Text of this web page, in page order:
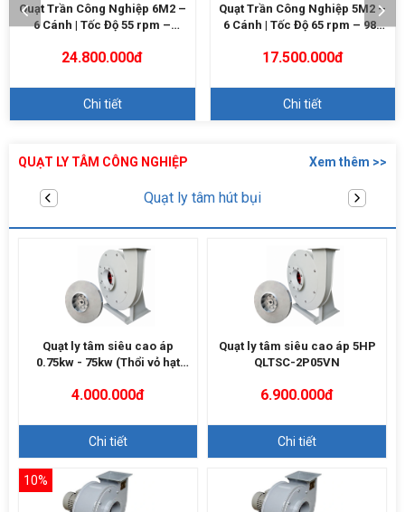
Quạt Trần Công Nghiệp 5M2 –
6 Cánh | Tốc Độ 65 rpm – 980
17.500.000đ
Chi tiết
Quạt Trần Công Nghiệp 4M9 –
5/6 Cánh | 0.7KW – 800m²
Liên hệ
Chi tiết
QUẠT LY TÂM CÔNG NGHIỆP Xem thêm >>
Quạt sò thổi cao áp
Quạt ly tâm siêu cao áp
0.75kw - 75kw (Thổi vỏ hạt
4.000.000đ
Chi tiết
Quạt ly tâm siêu cao áp 5HP
QLTSC-2P05VN
6.900.000đ
Chi tiết
10%